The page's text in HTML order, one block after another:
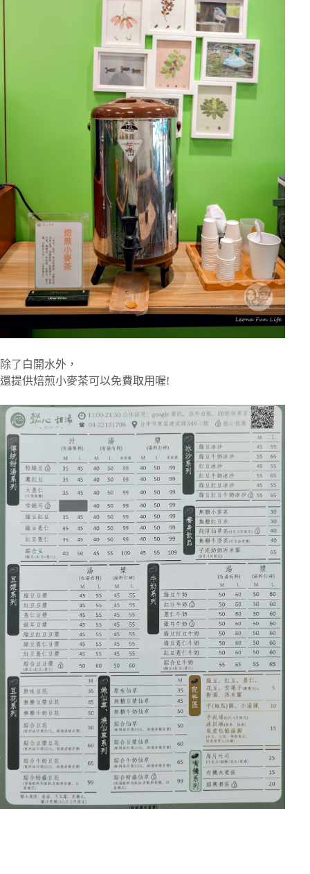
除了白開水外，
還提供焙煎小麥茶可以免費取用喔!